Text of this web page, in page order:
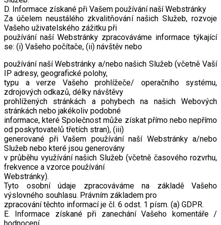
D. Informace získané při Vašem používání naší Webstránky
Za účelem neustálého zkvalitňování našich Služeb, rozvoje
Vašeho uživatelského zážitku při
používání naší Webstránky zpracováváme informace týkající
se: (i) Vašeho počítače, (ii) návštěv nebo
používání naší Webstránky a/nebo našich Služeb (včetně Vaší
IP adresy, geografické polohy,
typu a verze Vašeho prohlížeče/ operačního systému,
zdrojových odkazů, délky návštěvy
prohlížených stránkách a pohybech na našich Webových
stránkách nebo jakékoliv podobné
informace, které Společnost může získat přímo nebo nepřímo
od poskytovatelů třetích stran), (iii)
generované při Vašem používání naší Webstránky a/nebo
Služeb nebo které jsou generovány
v průběhu využívání našich Služeb (včetně časového rozvrhu,
frekvence a vzorce používání
Webstránky).
Tyto osobní údaje zpracováváme na základě Vašeho
výslovného souhlasu. Právním základem pro
zpracování těchto informací je čl. 6 odst. 1 písm. (a) GDPR.
E. Informace získané při zanechání Vašeho komentáře /
hodnocení